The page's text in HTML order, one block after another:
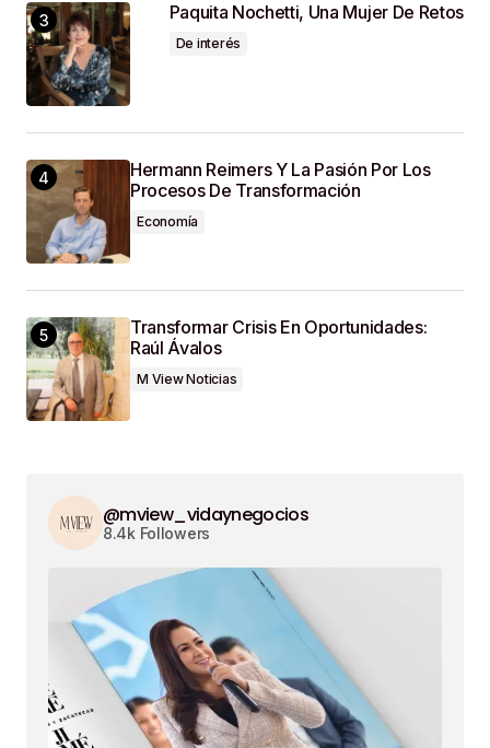
Paquita Nochetti, Una Mujer De Retos
De interés
Hermann Reimers Y La Pasión Por Los
Procesos De Transformación
Economía
Transformar Crisis En Oportunidades:
Raúl Ávalos
M View Noticias
@mview_vidaynegocios
8.4k Followers